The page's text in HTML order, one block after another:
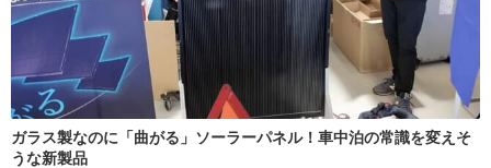
ガラス製なのに「曲がる」ソーラーパネル！車中泊の常識を変えそ
うな新製品